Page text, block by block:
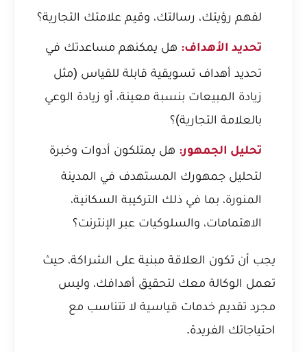
لفهم رؤيتك، رسالتك، وقيم علامتك التجارية؟
تحديد الأهداف: هل يمكنهم مساعدتك في
تحديد أهداف تسويقية قابلة للقياس (مثل
زيادة المبيعات بنسبة معينة، أو زيادة الوعي
بالعلامة التجارية)؟
تحليل الجمهور: هل يمتلكون أدوات وخبرة
لتحليل جمهورك المستهدف في المدينة
المنورة، بما في ذلك التركيبة السكانية،
الاهتمامات، والسلوكيات عبر الإنترنت؟
يجب أن تكون العلاقة مبنية على الشراكة، حيث
تعمل الوكالة معك لتحقيق أهدافك، وليس
مجرد تقديم خدمات قياسية لا تتناسب مع
احتياجاتك الفريدة.